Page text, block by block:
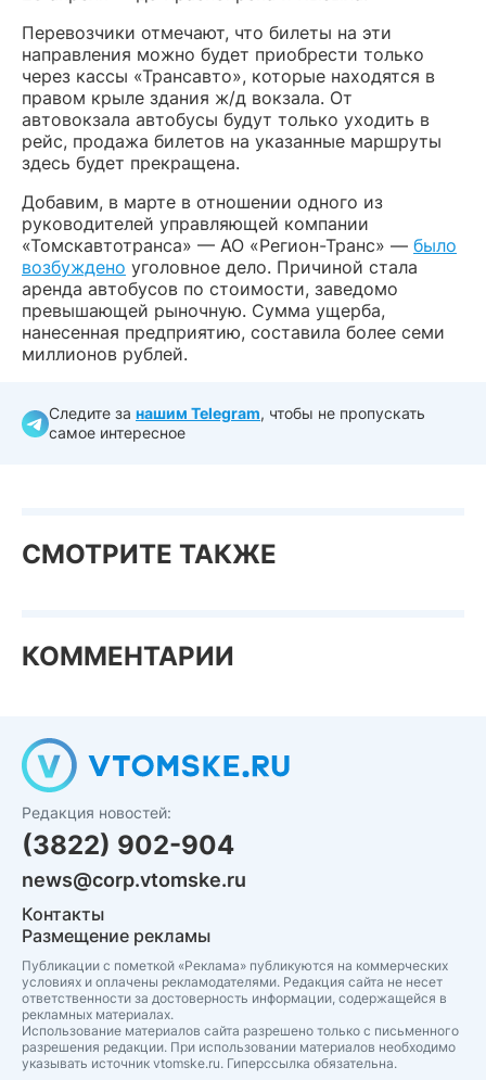
Перевозчики отмечают, что билеты на эти
направления можно будет приобрести только
через кассы «Трансавто», которые находятся в
правом крыле здания ж/д вокзала. От
автовокзала автобусы будут только уходить в
рейс, продажа билетов на указанные маршруты
здесь будет прекращена.
Добавим, в марте в отношении одного из
руководителей управляющей компании
«Томскавтотранса» — АО «Регион-Транс» — было
возбуждено уголовное дело. Причиной стала
аренда автобусов по стоимости, заведомо
превышающей рыночную. Сумма ущерба,
нанесенная предприятию, составила более семи
миллионов рублей.
Следите за нашим Telegram, чтобы не пропускать
самое интересное
СМОТРИТЕ ТАКЖЕ
КОММЕНТАРИИ
Редакция новостей:
(3822) 902-904
news@corp.vtomske.ru
Контакты
Размещение рекламы
Публикации с пометкой «Реклама» публикуются на коммерческих
условиях и оплачены рекламодателями. Редакция сайта не несет
ответственности за достоверность информации, содержащейся в
рекламных материалах.
Использование материалов сайта разрешено только с письменного
разрешения редакции. При использовании материалов необходимо
указывать источник vtomske.ru. Гиперссылка обязательна.